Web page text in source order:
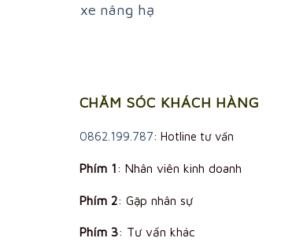
xe nâng hạ
CHĂM SÓC KHÁCH HÀNG
0862.199.787: Hotline tư vấn
Phím 1: Nhân viên kinh doanh
Phím 2: Gặp nhân sự
Phím 3: Tư vấn khác